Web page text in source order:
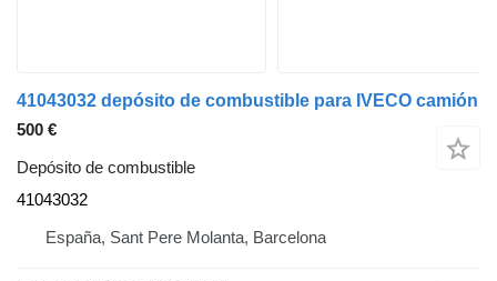
41043032 depósito de combustible para IVECO camión
500 €
Depósito de combustible
41043032
España, Sant Pere Molanta, Barcelona